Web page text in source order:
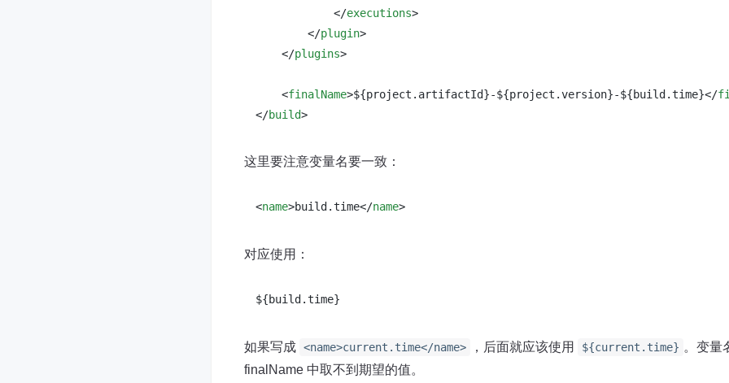
</executions>
</plugin>
</plugins>
<finalName>${project.artifactId}-${project.version}-${build.time}</
</build>
这里要注意变量名要一致：
<name>build.time</name>
对应使用：
如果写成 <name>current.time</name> ，后面就应该使用 ${current.time} 。变量
finalName 中取不到期望的值。